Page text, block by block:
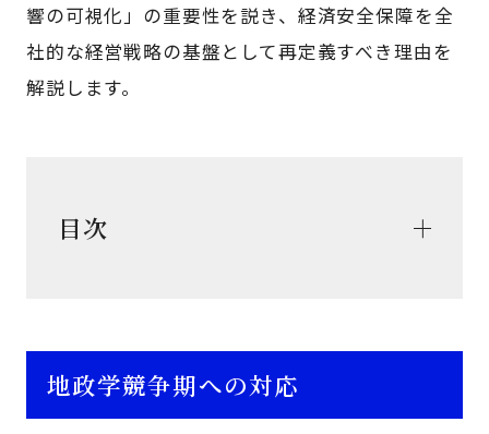
響の可視化」の重要性を説き、経済安全保障を全
社的な経営戦略の基盤として再定義すべき理由を
解説します。
目次
地政学競争期への対応